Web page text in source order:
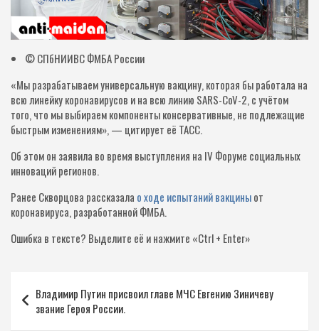
© СПбНИИВС ФМБА России
«Мы разрабатываем универсальную вакцину, которая бы работала на
всю линейку коронавирусов и на всю линию SARS-CoV-2, с учётом
того, что мы выбираем компоненты консервативные, не подлежащие
быстрым изменениям», — цитирует её ТАСС.
Об этом он заявила во время выступления на IV Форуме социальных
инноваций регионов.
Ранее Скворцова рассказала о ходе испытаний вакциныот
коронавируса, разработанной ФМБА.
Ошибка в тексте? Выделите её и нажмите «Ctrl + Enter»
по
Владимир Путин присвоил главе МЧС Евгению Зиничеву
звание Героя России.